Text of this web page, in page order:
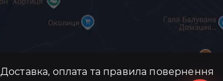
Доставка, оплата та правила повернення